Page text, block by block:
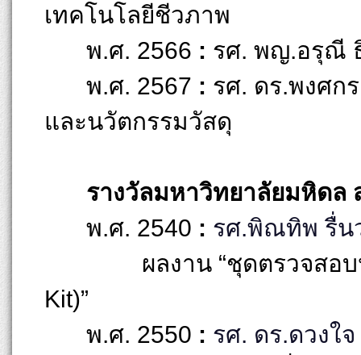
เทคโนโลยีชีวภาพ
พ.ศ. 2566 : รศ. พญ.อรุณี
พ.ศ. 2567 : รศ. ดร.พงศก
และนวัตกรรมวัสดุ
รางวัลมหาวิทยาลัยมหิดล
พ.ศ. 2540 : รศ.พิณทิพ รื่น
ผลงาน “ชุดตรวจสอ
Kit)”
พ.ศ. 2550 : รศ. ดร.ดวงใ